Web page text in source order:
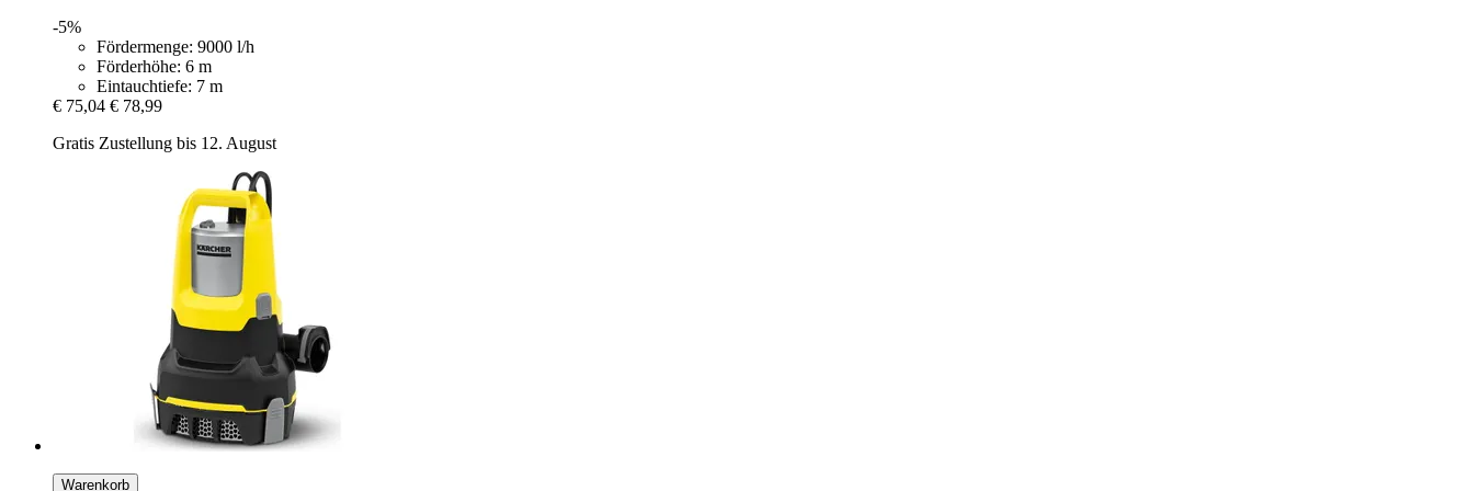
-5%
Fördermenge: 9000 l/h
Förderhöhe: 6 m
Eintauchtiefe: 7 m
€ 75,04 € 78,99
Gratis Zustellung bis 12. August
Warenkorb